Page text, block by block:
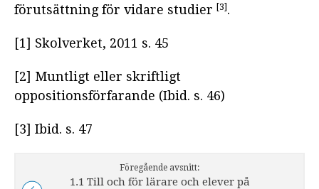
förutsättning för vidare studier [3].
[1] Skolverket, 2011 s. 45
[2] Muntligt eller skriftligt
oppositionsförfarande (Ibid. s. 46)
[3] Ibid. s. 47
Föregående avsnitt:
1.1 Till och för lärare och elever på